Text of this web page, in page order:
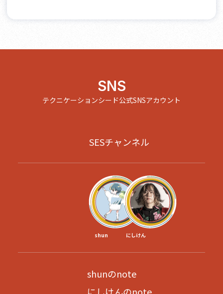
SNS
テクニケーションシード公式SNSアカウント
SESチャンネル
shun にしけん
shunのnote
にしけんのnote